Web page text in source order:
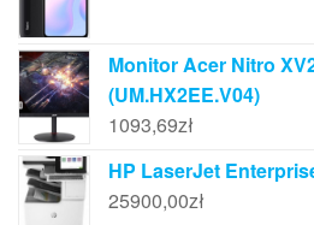
Monitor Acer Nitro
(UM.HX2EE.V04)
1093,69zł
HP LaserJet
25900,00zł